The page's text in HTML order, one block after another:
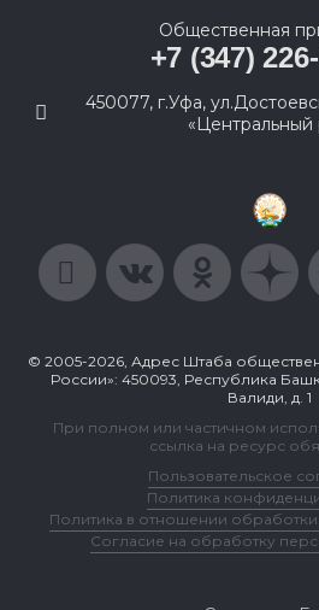
Общественная
+7 (347)
450077, г.Уфа,
«Центральный
© 2005-2026, Адрес Штаба
России»: 450093, Республика
Валиди, д. 1
При полном или частичном
ссылка на ресурс
Пользовательское
Политика
Политика в отношении
Согласие на обработку